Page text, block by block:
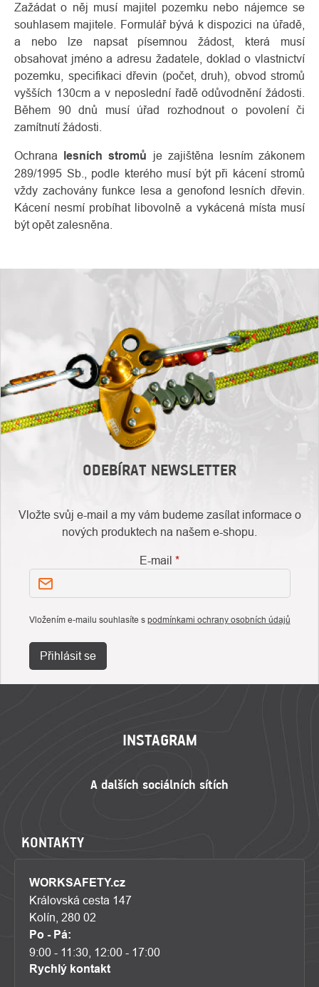
Zažádat o něj musí majitel pozemku nebo nájemce se
souhlasem majitele. Formulář bývá k dispozici na úřadě,
a nebo lze napsat písemnou žádost, která musí
obsahovat jméno a adresu žadatele, doklad o vlastnictví
pozemku, specifikaci dřevin (počet, druh), obvod stromů
vyšších 130cm a v neposlední řadě odůvodnění žádosti.
Během 90 dnů musí úřad rozhodnout o povolení či
zamítnutí žádosti.
Ochrana lesních stromů je zajištěna lesním zákonem
289/1995 Sb., podle kterého musí být při kácení stromů
vždy zachovány funkce lesa a genofond lesních dřevin.
Kácení nesmí probíhat libovolně a vykácená místa musí
být opět zalesněna.
ODEBÍRAT NEWSLETTER
Vložte svůj e-mail a my vám budeme zasílat informace o
nových produktech na našem e-shopu.
E-mail
Vložením e-mailu souhlasíte s podmínkami ochrany osobních údajů
Přihlásit se
INSTAGRAM
KONTAKTY
WORKSAFETY.cz
Královská cesta 147
Kolín, 280 02
Po - Pá:
9:00 - 11:30, 12:00 - 17:00
Rychlý kontakt